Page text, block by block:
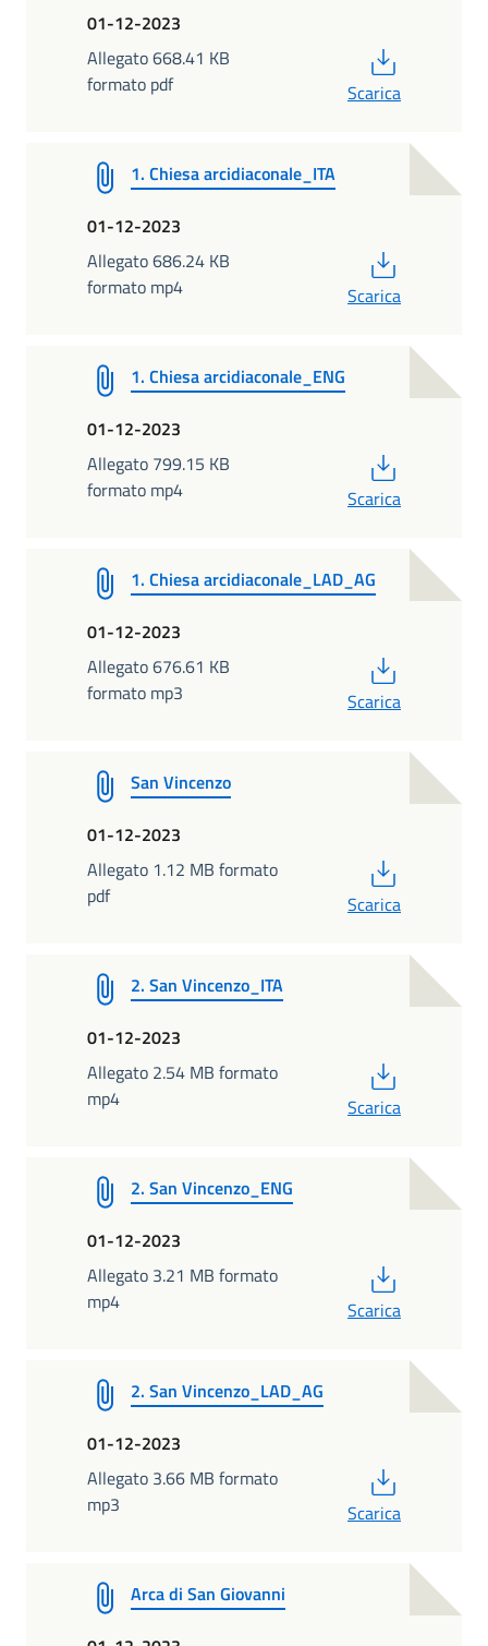
01-12-2023
Allegato 668.41 KB
formato pdf
Scarica
1. Chiesa arcidiaconale_ITA
01-12-2023
Allegato 686.24 KB
formato mp4
Scarica
1. Chiesa arcidiaconale_ENG
01-12-2023
Allegato 799.15 KB
formato mp4
Scarica
1. Chiesa arcidiaconale_LAD_AG
01-12-2023
Allegato 676.61 KB
formato mp3
Scarica
San Vincenzo
01-12-2023
Allegato 1.12 MB formato
pdf
Scarica
2. San Vincenzo_ITA
01-12-2023
Allegato 2.54 MB formato
mp4
Scarica
2. San Vincenzo_ENG
01-12-2023
Allegato 3.21 MB formato
mp4
Scarica
2. San Vincenzo_LAD_AG
01-12-2023
Allegato 3.66 MB formato
mp3
Scarica
Arca di San Giovanni